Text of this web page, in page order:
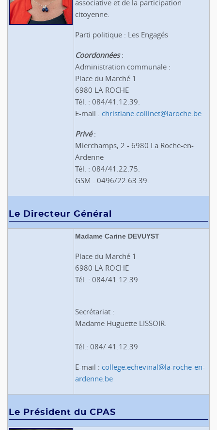
associative et de la participation
citoyenne.
Parti politique : Les Engagés
Coordonnées:
Administration communale :
Place du Marché 1
6980 LA ROCHE
Tél. : 084/41.12.39.
E-mail : christiane.collinet@laroche.be
Privé:
Mierchamps, 2 - 6980 La Roche-en-
Ardenne
Tél. : 084/41.22.75.
GSM : 0496/22.63.39.
Le Directeur Général
Madame Carine DEVUYST
Place du Marché 1
6980 LA ROCHE
Tél. : 084/41.12.39
Secrétariat :
Madame Huguette LISSOIR.
Tél.: 084/ 41.12.39
E-mail : college.echevinal@la-roche-en-
ardenne.be
Le Président du CPAS